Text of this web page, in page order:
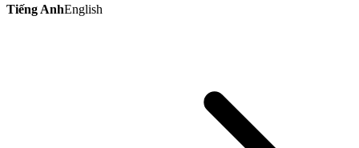
Tiếng AnhEnglish